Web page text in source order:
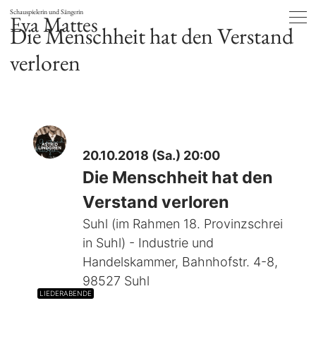
Schauspielerin und Sängerin
Eva Mattes
Die Menschheit hat den Verstand
verloren
LIEDERABENDE
20.10.2018 (Sa.) 20:00
Die Menschheit hat den
Verstand verloren
Suhl (im Rahmen 18. Provinzschrei
in Suhl) - Industrie und
Handelskammer, Bahnhofstr. 4-8,
98527 Suhl